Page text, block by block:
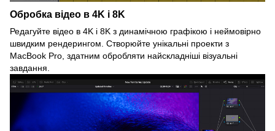
Обробка відео в 4K і 8K
Редагуйте відео в 4K і 8K з динамічною графікою і неймовірно
швидким рендерингом. Створюйте унікальні проекти з
MacBook Pro, здатним обробляти найскладніші візуальні
завдання.